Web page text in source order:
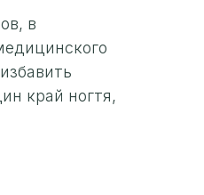
в
край ногтя,